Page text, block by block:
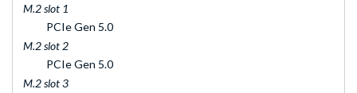
M.2 slot 1
PCIe Gen 5.0
M.2 slot 2
PCIe Gen 5.0
M.2 slot 3